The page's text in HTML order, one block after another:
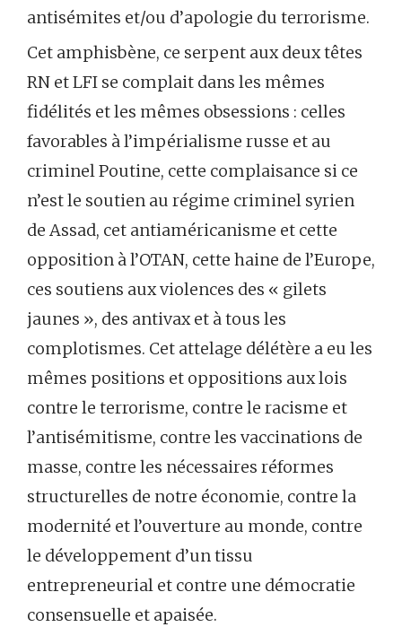
antisémites et/ou d’apologie du terrorisme.
Cet amphisbène, ce serpent aux deux têtes
RN et LFI se complait dans les mêmes
fidélités et les mêmes obsessions : celles
favorables à l’impérialisme russe et au
criminel Poutine, cette complaisance si ce
n’est le soutien au régime criminel syrien
de Assad, cet antiaméricanisme et cette
opposition à l’OTAN, cette haine de l’Europe,
ces soutiens aux violences des « gilets
jaunes », des antivax et à tous les
complotismes. Cet attelage délétère a eu les
mêmes positions et oppositions aux lois
contre le terrorisme, contre le racisme et
l’antisémitisme, contre les vaccinations de
masse, contre les nécessaires réformes
structurelles de notre économie, contre la
modernité et l’ouverture au monde, contre
le développement d’un tissu
entrepreneurial et contre une démocratie
consensuelle et apaisée.